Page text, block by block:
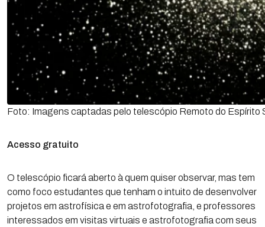
Foto: Imagens captadas pelo telescópio Remoto do Espírito
Acesso gratuito
O telescópio ficará aberto à quem quiser observar, mas tem
como foco estudantes que tenham o intuito de desenvolver
projetos em astrofísica e em astrofotografia, e professores
interessados em visitas virtuais e astrofotografia com seus